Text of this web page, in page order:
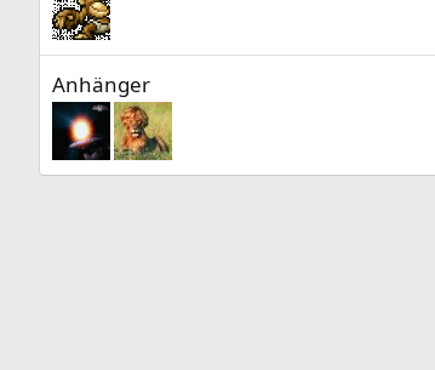
Anhänger